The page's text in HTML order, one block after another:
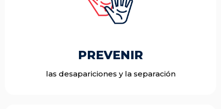
PREVENIR
las desapariciones y la separación